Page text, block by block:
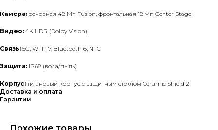
Камера: основная 48 Мп Fusion, фронтальная 18 Мп Center Stage
Видео: 4K HDR (Dolby Vision)
Связь: 5G, Wi‑Fi 7, Bluetooth 6, NFC
Защита: IP68 (вода/пыль)
Корпус:титановый корпус с защитным стеклом Ceramic Shield 2
Доставка и оплата
Гарантии